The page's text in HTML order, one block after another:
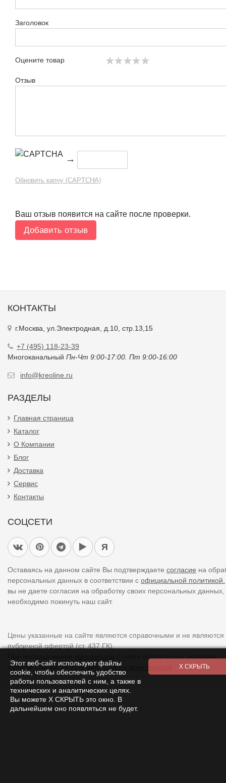
Заголовок
Оцените товар
Отзыв
→
Обновить капчу (CAPTCHA)
Ваш отзыв появится на сайте после проверки.
КОНТАКТЫ
г.Москва, ул.Электродная, д.10, стр.13,15
+7 (495) 118-23-39
Многоканальный Пн-Чт 9:00-17:00. Пт 9:00-16:00
info@kreoline.ru
РАЗДЕЛЫ
Главная страница
Каталог
О Компании
Блог
Доставка
Сервис
Контакты
СОЦСЕТИ
Я
Оставаясь на данном сайте Вы подтверждаете согласие на
персональных данных в соответствии с официальной политикой.
вы не даете согласия на обработку своих персональных
необходимо покинуть наш сайт.
Цены указанные на сайте являются справочными и не являются
публичной офертой (ст. 437 ГК).
прямой ссылки на источник.Список всех товаров
Этот веб-сайт используют файлы
cookie, чтобы обеспечить удобство
работы пользователей с ним, а также в
технических и аналитических целях.
Вы можете Х СКРЫТЬ это окно. В
дальнейшем оно появляться не будет.